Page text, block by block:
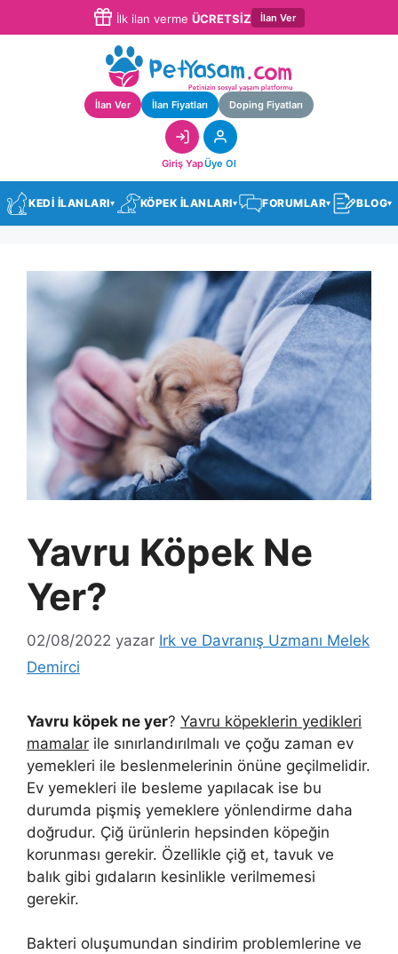
İlk ilan verme ÜCRETSİZ İlan Ver
İlan Ver İlan Fiyatları Doping Fiyatları
Giriş YapÜye Ol
KEDİ İLANLARI▾ KÖPEK İLANLARI▾ FORUMLAR▾ BLOG▾
Yavru Köpek Ne
Yer?
02/08/2022 yazar Irk ve Davranış Uzmanı Melek
Demirci
Yavru köpek ne yer? Yavru köpeklerin yedikleri
mamalar ile sınırlandırılmalı ve çoğu zaman ev
yemekleri ile beslenmelerinin önüne geçilmelidir.
Ev yemekleri ile besleme yapılacak ise bu
durumda pişmiş yemeklere yönlendirme daha
doğrudur. Çiğ ürünlerin hepsinden köpeğin
korunması gerekir. Özellikle çiğ et, tavuk ve
balık gibi gıdaların kesinlikle verilmemesi
gerekir.
Bakteri oluşumundan sindirim problemlerine ve